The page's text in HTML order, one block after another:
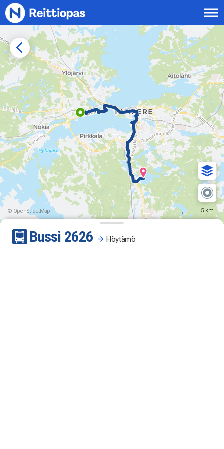
Siirry sisältöön
© OpenStreetMap 5 km
Bussi 2626 Höytämö